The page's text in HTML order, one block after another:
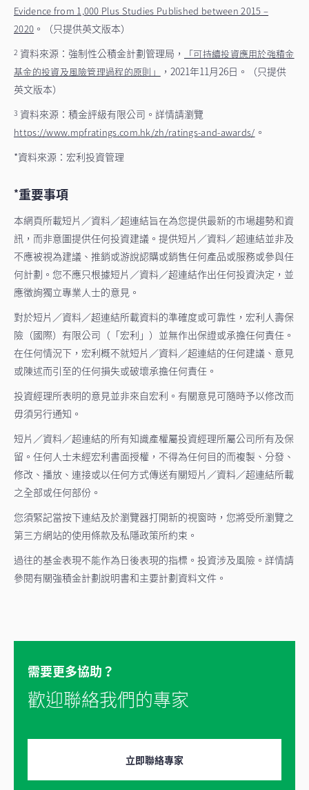
Evidence from 1,000 Plus Studies Published between 2015 –
2020 。（只提供英文版本）
2 資料來源：強制性公積金計劃管理局，
「可持續投資應用於強積金
基金的投資及風險管理過程的原則」
，2021年11月26日。（只提供
英文版本）
3 資料來源：積金評級有限公司。詳情請瀏覽
https://www.mpfratings.com.hk/zh/ratings-and-awards/ 。
*資料來源：宏利投資管理
*重要事項
本網頁所載短片／資料／超連結旨在為您提供最新的市場趨勢和資
訊，而非意圖提供任何投資建議。提供短片／資料／超連結並非及
不應被視為建議、推銷或游說認購或銷售任何產品或服務或參與任
何計劃。您不應只根據短片／資料／超連結作出任何投資決定，並
應徵詢獨立專業人士的意見。
對於短片／資料／超連結所載資料的準確度或可靠性，宏利人壽保
險（國際）有限公司（「宏利」）並無作出保證或承擔任何責任。
在任何情況下，宏利概不就短片／資料／超連結的任何建議、意見
或陳述而引至的任何損失或破壞承擔任何責任。
投資經理所表明的意見並非來自宏利。有關意見可隨時予以修改而
毋須另行通知。
短片／資料／超連結的所有知識產權屬投資經理所屬公司所有及保
留。任何人士未經宏利書面授權，不得為任何目的而複製、分發、
修改、播放、連接或以任何方式傳送有關短片／資料／超連結所載
之全部或任何部份。
您須緊記當按下連結及於瀏覽器打開新的視窗時，您將受所瀏覽之
第三方網站的使用條款及私隱政策所約束。
過往的基金表現不能作為日後表現的指標。投資涉及風險。詳情請
參閱有關強積金計劃說明書和主要計劃資料文件。
需要更多協助？
歡迎聯絡我們的專家
立即聯絡專家